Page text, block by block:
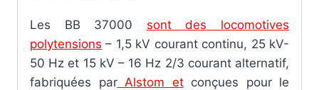
Les BB 37000 sont des locomotives
polytensions – 1,5 kV courant continu, 25 kV-
50 Hz et 15 kV – 16 Hz 2/3 courant alternatif,
fabriquées parAlstom etconçues pour le